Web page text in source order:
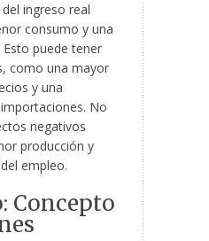
ingreso real
consumo y una
puede tener
como una mayor
y una
No
negativos
producción y
empleo.
Concepto